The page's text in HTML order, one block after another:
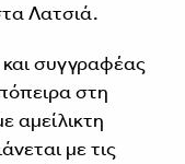
Λατσιά.
συγγραφέας
στη
αμείλικτη
με τις